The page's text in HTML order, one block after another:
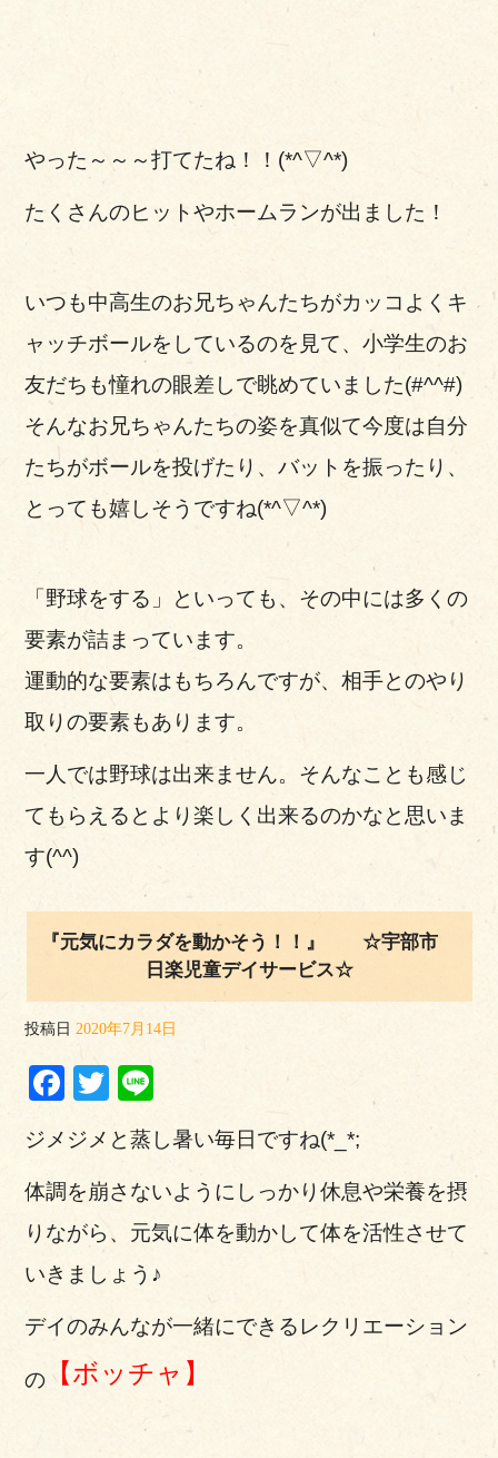
やった～～～打てたね！！(*^▽^*)
たくさんのヒットやホームランが出ました！
いつも中高生のお兄ちゃんたちがカッコよくキ
ャッチボールをしているのを見て、小学生のお
友だちも憧れの眼差しで眺めていました(#^^#)
そんなお兄ちゃんたちの姿を真似て今度は自分
たちがボールを投げたり、バットを振ったり、
とっても嬉しそうですね(*^▽^*)
「野球をする」といっても、その中には多くの
要素が詰まっています。
運動的な要素はもちろんですが、相手とのやり
取りの要素もあります。
一人では野球は出来ません。そんなことも感じ
てもらえるとより楽しく出来るのかなと思いま
す(^^)
『元気にカラダを動かそう！！』 ☆宇部市
日楽児童デイサービス☆
投稿日 2020年7月14日
Facebook
Twitter
ジメジメと蒸し暑い毎日ですね(*_*;
体調を崩さないようにしっかり休息や栄養を摂
りながら、元気に体を動かして体を活性させて
いきましょう♪
デイのみんなが一緒にできるレクリエーション
の 【ボッチャ】